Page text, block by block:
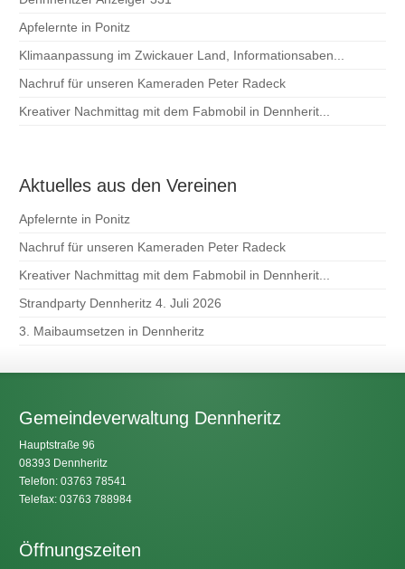
Apfelernte in Ponitz
Klimaanpassung im Zwickauer Land, Informationsaben...
Nachruf für unseren Kameraden Peter Radeck
Kreativer Nachmittag mit dem Fabmobil in Dennherit...
Aktuelles aus den Vereinen
Apfelernte in Ponitz
Nachruf für unseren Kameraden Peter Radeck
Kreativer Nachmittag mit dem Fabmobil in Dennherit...
Strandparty Dennheritz 4. Juli 2026
3. Maibaumsetzen in Dennheritz
Gemeindeverwaltung Dennheritz
Hauptstraße 96
08393 Dennheritz
Telefon: 03763 78541
Telefax: 03763 788984
Öffnungszeiten